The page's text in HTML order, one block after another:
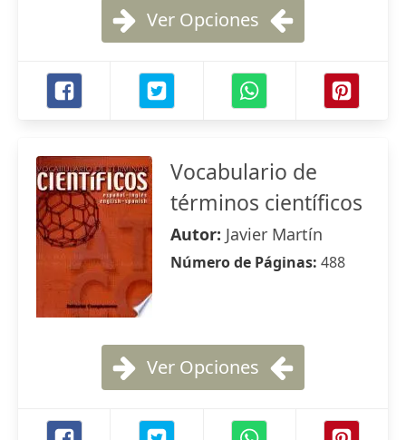
Ver Opciones
Vocabulario de
términos científicos
Autor: Javier Martín
Número de Páginas: 488
Ver Opciones